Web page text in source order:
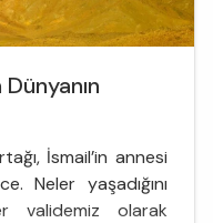
Dünyanın
İsmail’in annesi
Neler yaşadığını
validemiz olarak